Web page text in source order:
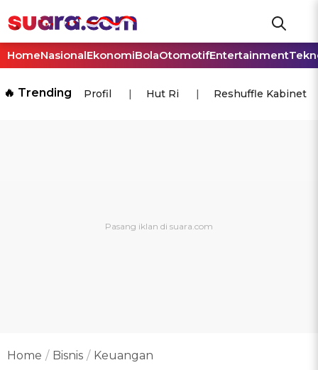
HomeNasionalEkonomiBolaOtomotifEntertainment
🔥 Trending Profil Hut Ri Reshuffle Kabinet
Home Bisnis Keuangan